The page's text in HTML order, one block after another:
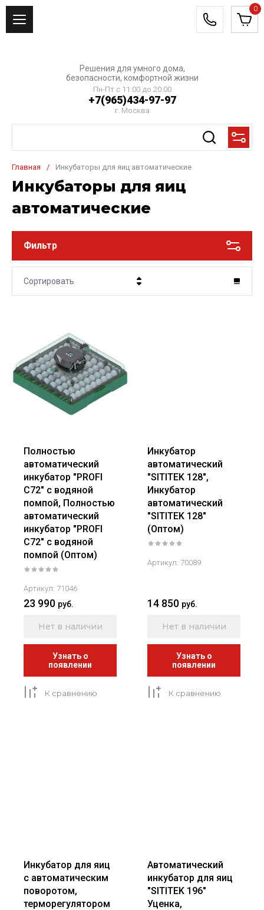
0
Решения для умного дома,
безопасности, комфортной жизни
Пн-Пт с 11:00 до 20:00
+7(965)434-97-97
г. Москва
Главная / Инкубаторы для яиц автоматические
Инкубаторы для яиц
автоматические
Фильтр
Сортировать
Название - Я-А
Название - А-Я
Полностью
автоматический
инкубатор "PROFI
C72" с водяной
помпой, Полностью
автоматический
инкубатор "PROFI
C72" с водяной
помпой (Оптом)
Артикул: 71046
23 990 руб.
Нет в наличии
Узнать о
появлении
К сравнению
Инкубатор
автоматический
"SITITEK 128",
Инкубатор
автоматический
"SITITEK 128"
(Оптом)
Артикул: 70089
14 850 руб.
Нет в наличии
Узнать о
появлении
К сравнению
Инкубатор для яиц
с автоматическим
поворотом,
терморегулятором
Автоматический
инкубатор для яиц
"SITITEK 196"
Уценка,